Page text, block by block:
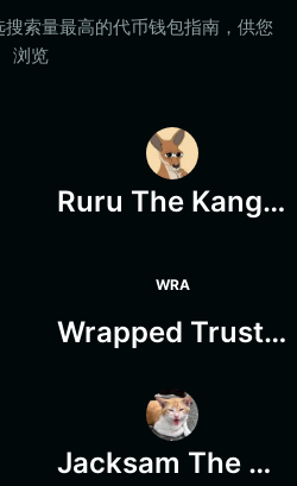
索量最高的代币钱包指南，供您
浏览
Ruru The Kangaroo
WRA
Wrapped Trust Bitcoin
Jacksam The Cat Rescuer